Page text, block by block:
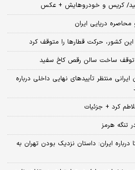
کریس و خودروهایش + عکس
دریایی ایران
کشور، حرکت قطارها را متوقف کرد
توقف ساخت سالن رقص کاخ سفید
منتظر تأییدهای نهایی داخلی درباره
کرد + جزئیات
تنگه هرمز
ایران: داستان نزدیک بودن تهران به